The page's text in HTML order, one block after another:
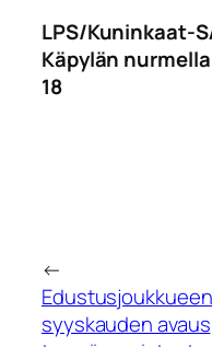
LPS/Kuninkaat-
Käpylän
18
←
Edustusjoukkueen
syyskauden avaus